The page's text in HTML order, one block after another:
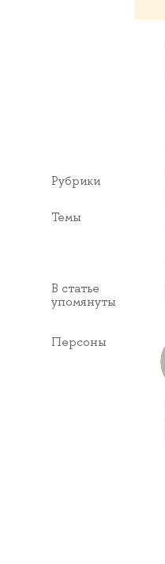
Рубрики
Темы
В статье
упомянуты
Персоны